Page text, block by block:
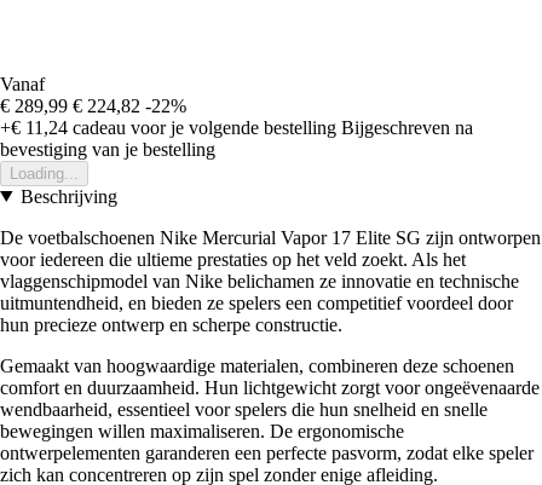
Vanaf
€ 289,99 € 224,82 -22%
+€ 11,24 cadeau voor je volgende bestelling Bijgeschreven na
bevestiging van je bestelling
Loading...
Beschrijving
De voetbalschoenen Nike Mercurial Vapor 17 Elite SG zijn ontworpen
voor iedereen die ultieme prestaties op het veld zoekt. Als het
vlaggenschipmodel van Nike belichamen ze innovatie en technische
uitmuntendheid, en bieden ze spelers een competitief voordeel door
hun precieze ontwerp en scherpe constructie.
Gemaakt van hoogwaardige materialen, combineren deze schoenen
comfort en duurzaamheid. Hun lichtgewicht zorgt voor ongeëvenaarde
wendbaarheid, essentieel voor spelers die hun snelheid en snelle
bewegingen willen maximaliseren. De ergonomische
ontwerpelementen garanderen een perfecte pasvorm, zodat elke speler
zich kan concentreren op zijn spel zonder enige afleiding.